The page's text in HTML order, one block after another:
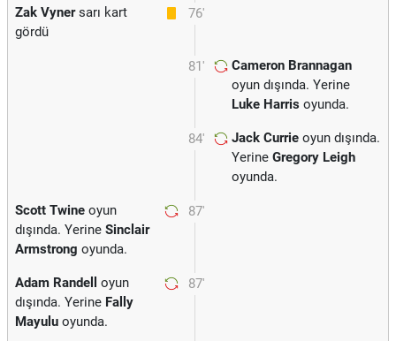
76'
Zak Vynersarı kart
gördü
81'
Cameron Brannagan
oyun dışında. Yerine
Luke Harris oyunda.
84' Jack Currie oyun dışında.
Yerine Gregory Leigh
oyunda.
87'
Scott Twine oyun
dışında. Yerine Sinclair
Armstrong oyunda.
87'
Adam Randell
oyun
dışında. Yerine Fally
Mayulu oyunda.